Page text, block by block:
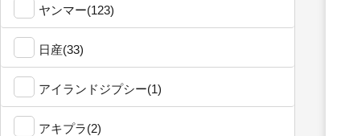
ヤンマー(123)
日産(33)
アイランドジプシー(1)
アキプラ(2)